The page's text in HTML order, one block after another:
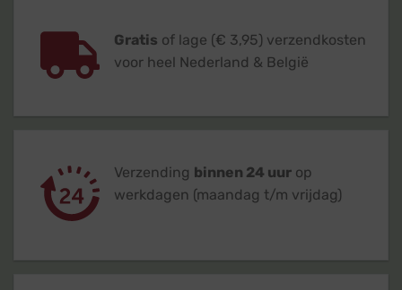
Gratis of lage (€ 3,95) verzendkosten
voor heel Nederland & België
Verzending binnen 24 uur op
werkdagen (maandag t/m vrijdag)